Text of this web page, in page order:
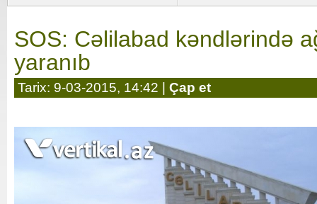
fəaliyyət göstərən YDM ətrafında
SOS: Cəlilabad kəndlərində
yaranıb
Tarix: 9-03-2015, 14:42 | Çap et